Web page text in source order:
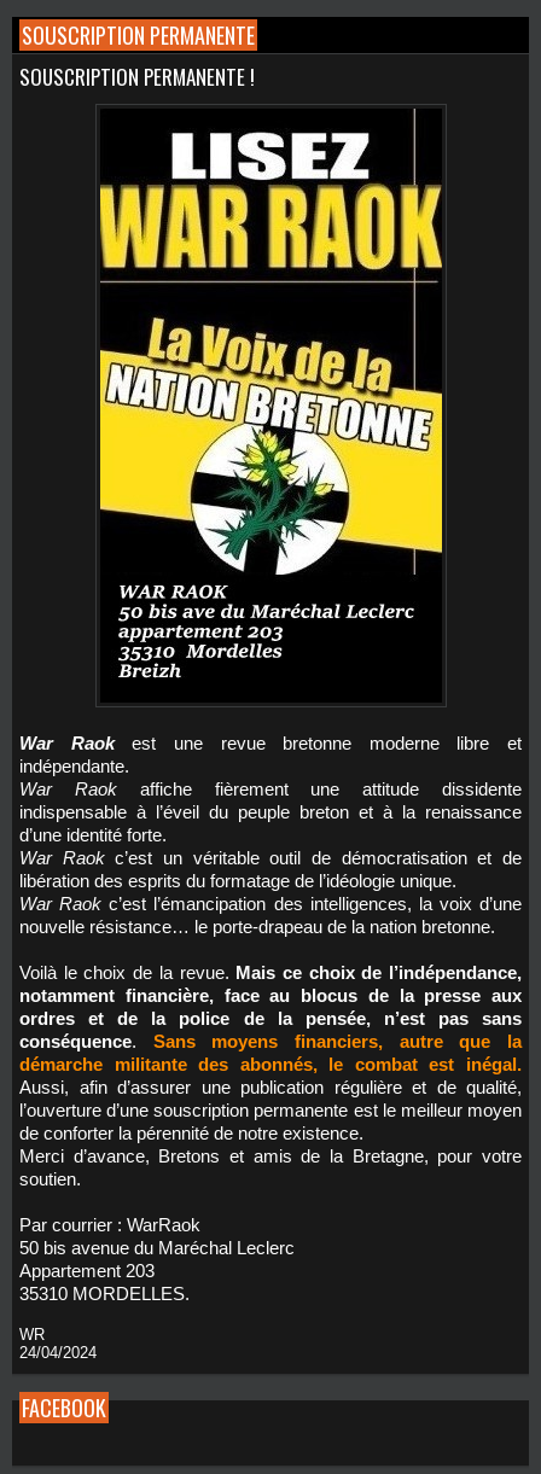
SOUSCRIPTION PERMANENTE
SOUSCRIPTION PERMANENTE !
War Raokest une revue bretonne moderne libre et
indépendante.
War Raok affiche fièrement une attitude dissidente
indispensable à l’éveil du peuple breton et à la renaissance
d’une identité forte.
War Raokc’est un véritable outil de démocratisation et de
libération des esprits du formatage de l’idéologie unique.
War Raok c’est l’émancipation des intelligences, la voix d’une
nouvelle résistance… le porte-drapeau de la nation bretonne.
Voilà le choix de la revue. Mais ce choix de l’indépendance,
notamment financière, face au blocus de la presse aux
ordres et de la police de la pensée, n’est pas sans
conséquence. Sans moyens financiers, autre que la
démarche militante des abonnés, le combat est inégal.
Aussi, afin d’assurer une publication régulière et de qualité,
l’ouverture d’une souscription permanente est le meilleur moyen
de conforter la pérennité de notre existence.
Merci d’avance, Bretons et amis de la Bretagne, pour votre
soutien.
Par courrier : WarRaok
50 bis avenue du Maréchal Leclerc
Appartement 203
35310 MORDELLES.
WR
24/04/2024
FACEBOOK